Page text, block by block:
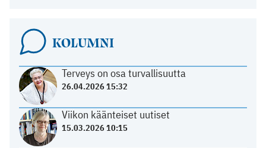
KOLUMNI
Terveys on osa turvallisuutta
26.04.2026 15:32
Viikon käänteiset uutiset
15.03.2026 10:15